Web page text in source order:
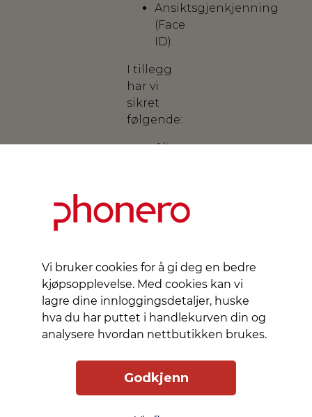
Vi bruker cookies for å gi deg en bedre
kjøpsopplevelse. Med cookies kan vi
lagre dine innloggingsdetaljer, huske
hva du har puttet i handlekurven din og
analysere hvordan nettbutikken brukes.
Godkjenn
Ansiktsgjenkjenning
(Face
ID).
I tillegg
har vi
sikret
følgende:
Alt
er
skal
ikke
være
sperret
til en
Mobilen
har
ingen